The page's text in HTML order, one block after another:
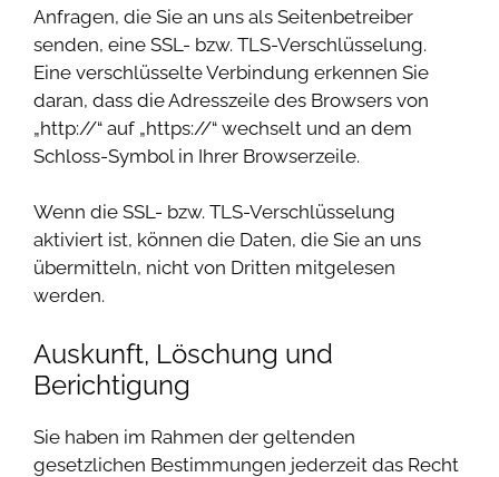
Anfragen, die Sie an uns als Seitenbetreiber
senden, eine SSL- bzw. TLS-Verschlüsselung.
Eine verschlüsselte Verbindung erkennen Sie
daran, dass die Adresszeile des Browsers von
„http://“ auf „https://“ wechselt und an dem
Schloss-Symbol in Ihrer Browserzeile.
Wenn die SSL- bzw. TLS-Verschlüsselung
aktiviert ist, können die Daten, die Sie an uns
übermitteln, nicht von Dritten mitgelesen
werden.
Auskunft, Löschung und
Berichtigung
Sie haben im Rahmen der geltenden
gesetzlichen Bestimmungen jederzeit das Recht